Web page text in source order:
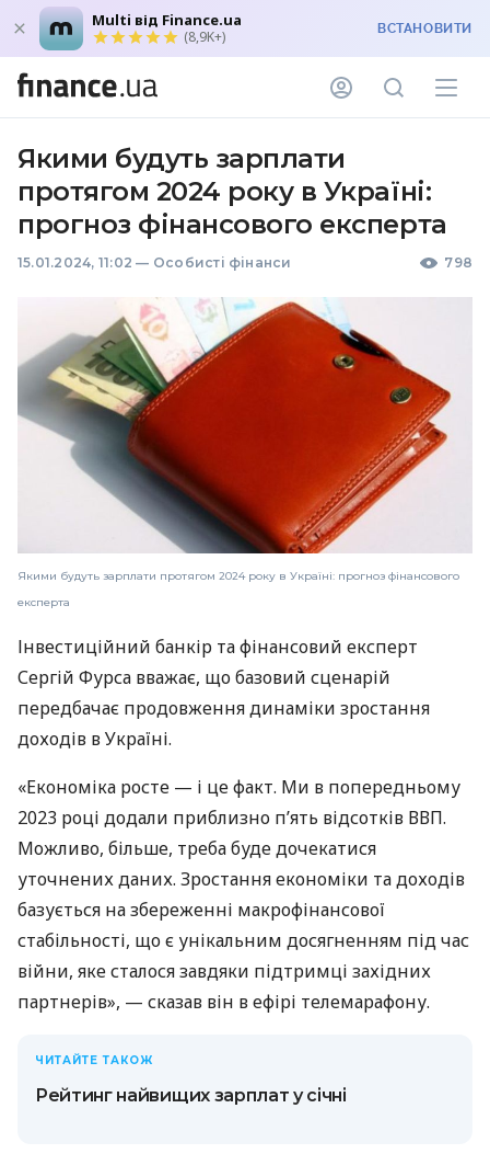
Multi від Finance.ua
(8,9K+) ВСТАНОВИТИ
Якими будуть зарплати
протягом 2024 року в Україні:
прогноз фінансового експерта
15.01.2024, 11:02 — Особисті фінанси 798
Якими будуть зарплати протягом 2024 року в Україні: прогноз фінансового
експерта
Інвестиційний банкір та фінансовий експерт
Сергій Фурса вважає, що базовий сценарій
передбачає продовження динаміки зростання
доходів в Україні.
«Економіка росте — і це факт. Ми в попередньому
2023 році додали приблизно п’ять відсотків ВВП.
Можливо, більше, треба буде дочекатися
уточнених даних. Зростання економіки та доходів
базується на збереженні макрофінансової
стабільності, що є унікальним досягненням під час
війни, яке сталося завдяки підтримці західних
партнерів», — сказав він в ефірі телемарафону.
ЧИТАЙТЕ ТАКОЖ
Рейтинг найвищих зарплат у січні